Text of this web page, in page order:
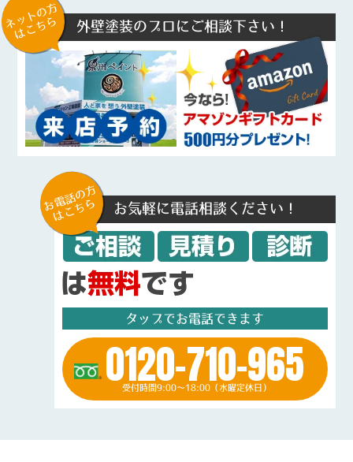
ネットの方
はこちら 外壁塗装のプロにご相談下さい！
お電話の方
はこちら お気軽に電話相談ください！
タップでお電話できます
0120-710-965
受付時間9:00～18:00（水曜定休日）